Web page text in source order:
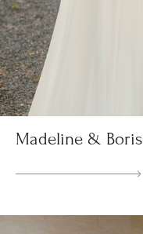
Madeline & Boris